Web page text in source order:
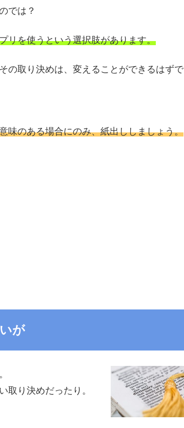
では？
リを使うという選択肢があります。
の取り決めは、変えることができるはずで
味のある場合にのみ、紙出ししましょう。
が
取り決めだったり。